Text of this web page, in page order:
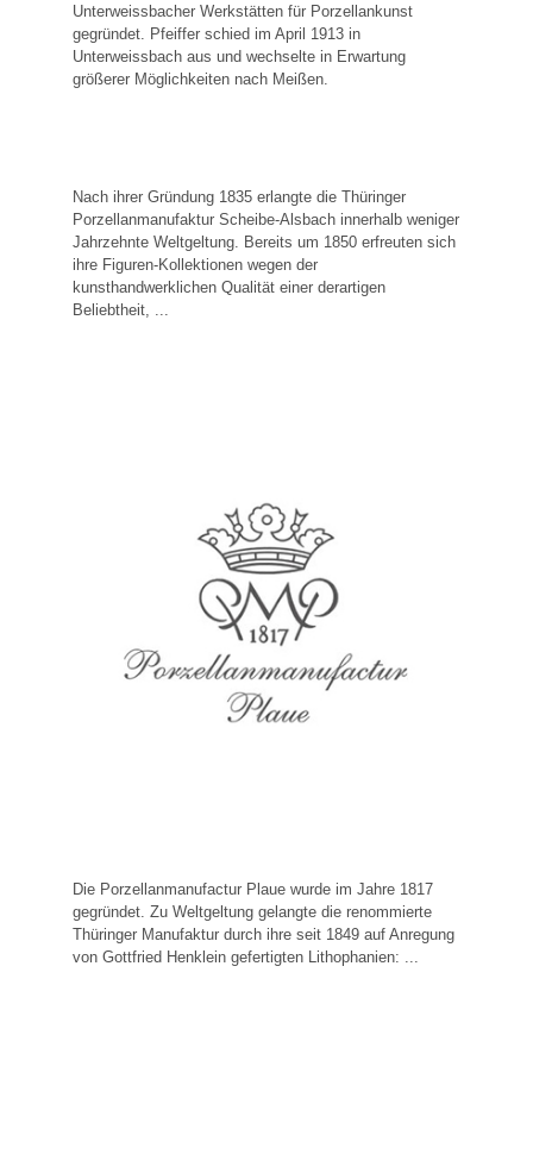
Unterweissbacher Werkstätten für Porzellankunst
gegründet. Pfeiffer schied im April 1913 in
Unterweissbach aus und wechselte in Erwartung
größerer Möglichkeiten nach Meißen.
Nach ihrer Gründung 1835 erlangte die Thüringer
Porzellanmanufaktur Scheibe-Alsbach innerhalb weniger
Jahrzehnte Weltgeltung. Bereits um 1850 erfreuten sich
ihre Figuren-Kollektionen wegen der
kunsthandwerklichen Qualität einer derartigen